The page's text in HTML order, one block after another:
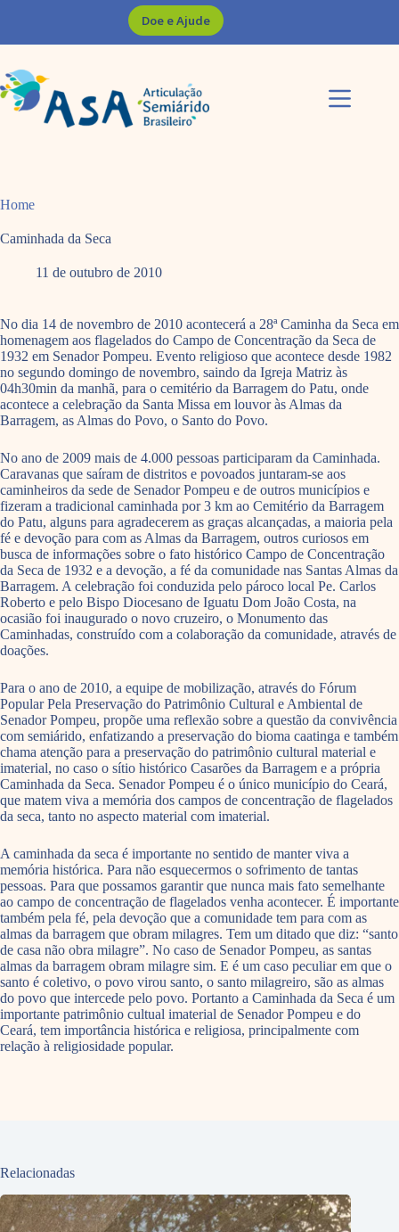
Doe e Ajude
Home
Caminhada da Seca
11 de outubro de 2010
No dia 14 de novembro de 2010 acontecerá a 28ª Caminha da Seca em
homenagem aos flagelados do Campo de Concentração da Seca de
1932 em Senador Pompeu. Evento religioso que acontece desde 1982
no segundo domingo de novembro, saindo da Igreja Matriz às
04h30min da manhã, para o cemitério da Barragem do Patu, onde
acontece a celebração da Santa Missa em louvor às Almas da
Barragem, as Almas do Povo, o Santo do Povo.
No ano de 2009 mais de 4.000 pessoas participaram da Caminhada.
Caravanas que saíram de distritos e povoados juntaram-se aos
caminheiros da sede de Senador Pompeu e de outros municípios e
fizeram a tradicional caminhada por 3 km ao Cemitério da Barragem
do Patu, alguns para agradecerem as graças alcançadas, a maioria pela
fé e devoção para com as Almas da Barragem, outros curiosos em
busca de informações sobre o fato histórico Campo de Concentração
da Seca de 1932 e a devoção, a fé da comunidade nas Santas Almas da
Barragem. A celebração foi conduzida pelo pároco local Pe. Carlos
Roberto e pelo Bispo Diocesano de Iguatu Dom João Costa, na
ocasião foi inaugurado o novo cruzeiro, o Monumento das
Caminhadas, construído com a colaboração da comunidade, através de
doações.
Para o ano de 2010, a equipe de mobilização, através do Fórum
Popular Pela Preservação do Patrimônio Cultural e Ambiental de
Senador Pompeu, propõe uma reflexão sobre a questão da convivência
com semiárido, enfatizando a preservação do bioma caatinga e também
chama atenção para a preservação do patrimônio cultural material e
imaterial, no caso o sítio histórico Casarões da Barragem e a própria
Caminhada da Seca. Senador Pompeu é o único município do Ceará,
que matem viva a memória dos campos de concentração de flagelados
da seca, tanto no aspecto material com imaterial.
A caminhada da seca é importante no sentido de manter viva a
memória histórica. Para não esquecermos o sofrimento de tantas
pessoas. Para que possamos garantir que nunca mais fato semelhante
ao campo de concentração de flagelados venha acontecer. É importante
também pela fé, pela devoção que a comunidade tem para com as
almas da barragem que obram milagres. Tem um ditado que diz: “santo
de casa não obra milagre”. No caso de Senador Pompeu, as santas
almas da barragem obram milagre sim. E é um caso peculiar em que o
santo é coletivo, o povo virou santo, o santo milagreiro, são as almas
do povo que intercede pelo povo. Portanto a Caminhada da Seca é um
importante patrimônio cultual imaterial de Senador Pompeu e do
Ceará, tem importância histórica e religiosa, principalmente com
relação à religiosidade popular.
Relacionadas